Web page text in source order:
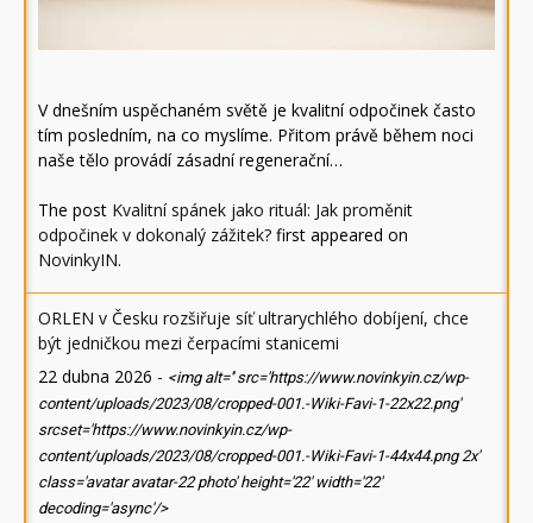
V dnešním uspěchaném světě je kvalitní odpočinek často
tím posledním, na co myslíme. Přitom právě během noci
naše tělo provádí zásadní regenerační…
The post Kvalitní spánek jako rituál: Jak proměnit
odpočinek v dokonalý zážitek? first appeared on
NovinkyIN.
ORLEN v Česku rozšiřuje síť ultrarychlého dobíjení, chce
být jedničkou mezi čerpacími stanicemi
22 dubna 2026 - <img alt='' src='https://www.novinkyin.cz/wp-
content/uploads/2023/08/cropped-001.-Wiki-Favi-1-22x22.png'
srcset='https://www.novinkyin.cz/wp-
content/uploads/2023/08/cropped-001.-Wiki-Favi-1-44x44.png 2x'
class='avatar avatar-22 photo' height='22' width='22'
decoding='async'/>